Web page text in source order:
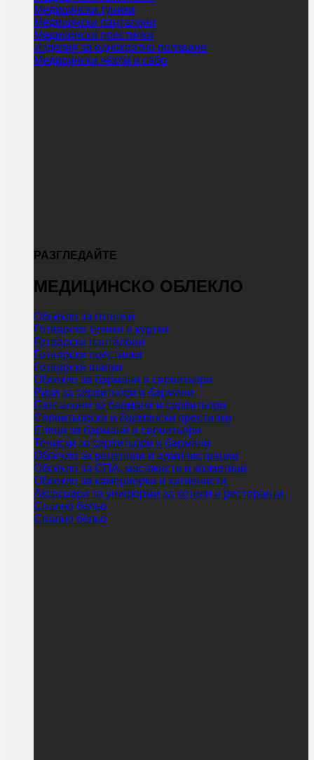
Медицински туники
Медицински панталони
Медицински престилки
Изделия за еднократно ползване
Медицински чехли и сабо
РАЗГЛЕДАЙТЕ
МЕДИЦИНСКО ОБЛЕКЛО
Облекло за готвачи
Готварски туники и куртки
Готварски панталони
Готварски престилки
Готварски шапки
Облекло за бармани и сервитьори
Ризи за сервитьори и бармани
Панталони за бармани и сервитьори
Сервитьорски и бармански престилки
Елеци за бармани и сервитьори
Тениски за сервитьори и бармани
Облекло за рецепции и администрации
Облекло за СПА, масажисти и козметици
Облекло за камериерки и хигиенисти
Аксесоари за униформи за хотели и ресторанти
Спално бельо
Спално бельо